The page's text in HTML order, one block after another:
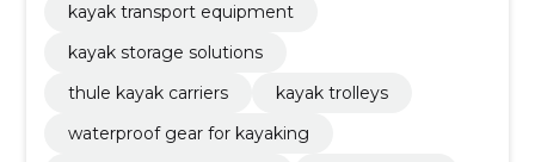
kayak transport equipment
kayak storage solutions
thule kayak carriers
kayak trolleys
waterproof gear for kayaking